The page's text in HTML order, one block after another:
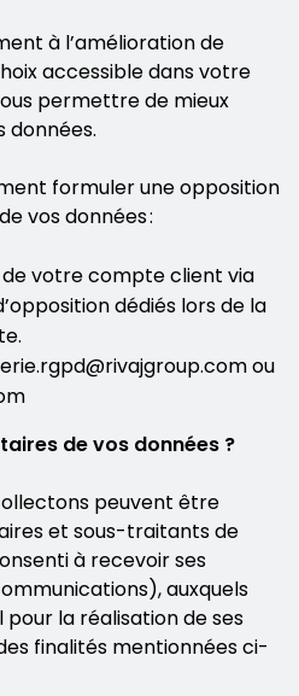
à l’amélioration de
accessible dans votre
permettre de mieux
données.
formuler une opposition
vos données :
votre compte client via
dédiés lors de la
ou
de vos données ?
peuvent être
et sous-traitants de
à recevoir ses
auxquels
la réalisation de ses
finalités mentionnées ci-